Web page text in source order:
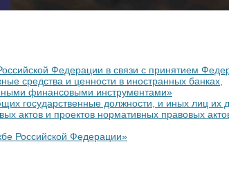
Федерации в связи с принятием
средства и ценности в иностранных банках,
финансовыми инструментами»
государственные должности, и иных лиц их
актов и проектов нормативных правовых
Российской Федерации»